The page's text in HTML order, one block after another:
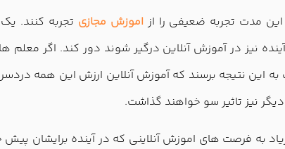
مدت تجربه ضعیفی را از اموزش مجازی تجربه کنند.
نیز در آموزش آنلاین درگیر شوند دور کند. اگر معلم ها
نتیجه برسند که آموزش آنلاین ارزش این همه
نیز تاثیر سو خواهند گذاشت.
به فرصت های اموزش آنلاینی که در آینده برایشان